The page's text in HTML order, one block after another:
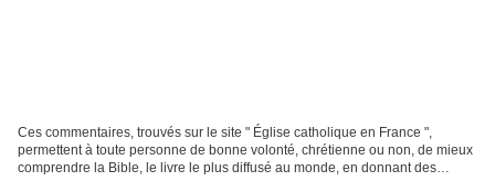
Ces commentaires, trouvés sur le site " Église catholique en France ",
permettent à toute personne de bonne volonté, chrétienne ou non, de mieux
comprendre la Bible, le livre le plus diffusé au monde, en donnant des